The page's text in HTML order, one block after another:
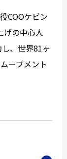
COOケビン
げの中心人
、世界81ヶ
ーブメント